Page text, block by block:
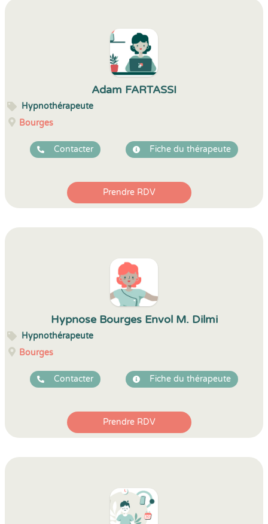
Adam FARTASSI
Hypnothérapeute
Bourges
Contacter Fiche du thérapeute
Prendre RDV
Hypnose Bourges Envol M. Dilmi
Hypnothérapeute
Bourges
Contacter Fiche du thérapeute
Prendre RDV